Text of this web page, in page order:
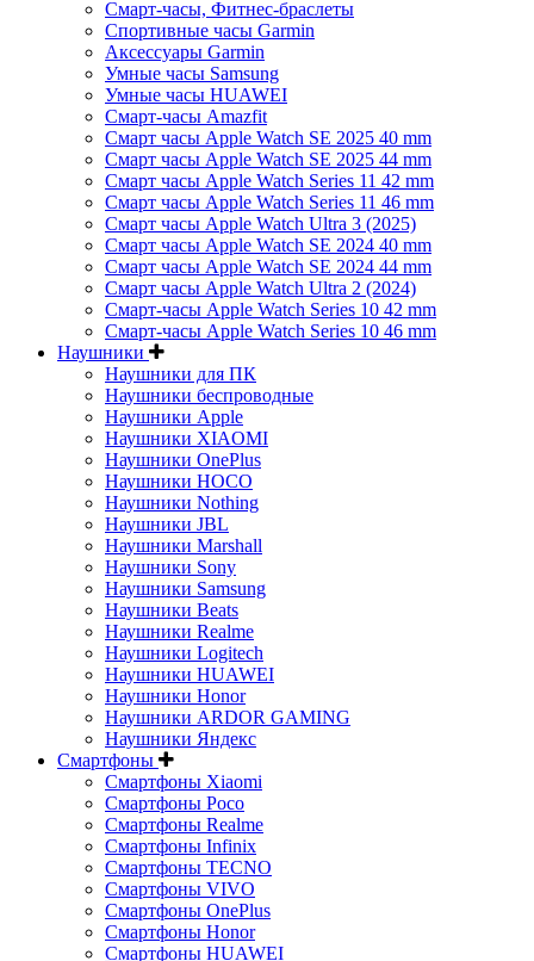
Смарт-часы, Фитнес-браслеты
Спортивные часы Garmin
Аксессуары Garmin
Умные часы Samsung
Умные часы HUAWEI
Смарт-часы Amazfit
Смарт часы Apple Watch SE 2025 40 mm
Смарт часы Apple Watch SE 2025 44 mm
Смарт часы Apple Watch Series 11 42 mm
Смарт часы Apple Watch Series 11 46 mm
Смарт часы Apple Watch Ultra 3 (2025)
Смарт часы Apple Watch SE 2024 40 mm
Смарт часы Apple Watch SE 2024 44 mm
Смарт часы Apple Watch Ultra 2 (2024)
Смарт-часы Apple Watch Series 10 42 mm
Смарт-часы Apple Watch Series 10 46 mm
Наушники
Наушники для ПК
Наушники беспроводные
Наушники Apple
Наушники XIAOMI
Наушники OnePlus
Наушники HOCO
Наушники Nothing
Наушники JBL
Наушники Marshall
Наушники Sony
Наушники Samsung
Наушники Beats
Наушники Realme
Наушники Logitech
Наушники HUAWEI
Наушники Honor
Наушники ARDOR GAMING
Наушники Яндекс
Смартфоны
Смартфоны Xiaomi
Смартфоны Poco
Смартфоны Realme
Смартфоны Infinix
Смартфоны TECNO
Смартфоны VIVO
Смартфоны OnePlus
Смартфоны Honor
Смартфоны HUAWEI